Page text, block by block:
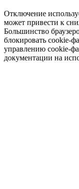
Отключение
может привести к
Большинство
блокировать cookie-
управлению cookie-
документации на